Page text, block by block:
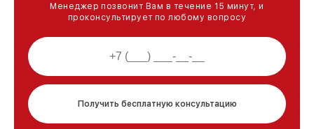
Менеджер позвонит Вам в течение 15 минут, и
проконсультирует по любому вопросу
Получить бесплатную консультацию